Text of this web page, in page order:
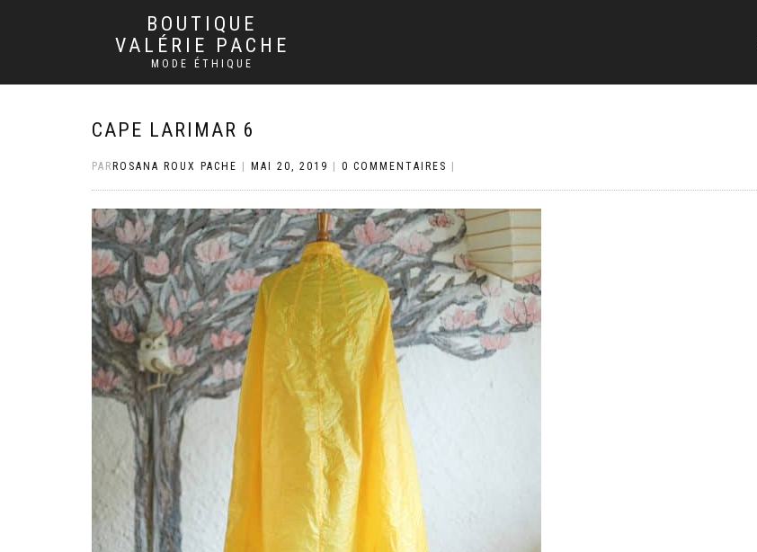
BOUTIQUE
VALÉRIE PACHE
MODE ÉTHIQUE
CAPE LARIMAR 6
PAR ROSANA ROUX PACHE MAI 20, 2019 0 COMMENTAIRES